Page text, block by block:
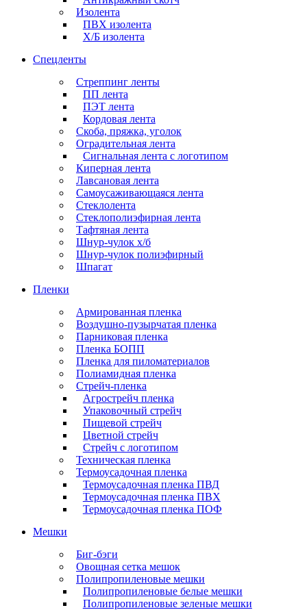
Изолента
ПВХ изолента
Х/Б изолента
Спецленты
Стреппинг ленты
ПП лента
ПЭТ лента
Кордовая лента
Скоба, пряжка, уголок
Оградительная лента
Сигнальная лента с логотипом
Киперная лента
Лавсановая лента
Самоусаживающаяся лента
Стеклолента
Стеклополиэфирная лента
Тафтяная лента
Шнур-чулок х/б
Шнур-чулок полиэфирный
Шпагат
Пленки
Армированная пленка
Воздушно-пузырчатая пленка
Парниковая пленка
Пленка БОПП
Пленка для пиломатериалов
Полиамидная пленка
Стрейч-пленка
Агрострейч пленка
Упаковочный стрейч
Пищевой стрейч
Цветной стрейч
Стрейч с логотипом
Техническая пленка
Термоусадочная пленка
Термоусадочная пленка ПВД
Термоусадочная пленка ПВХ
Термоусадочная пленка ПОФ
Мешки
Биг-бэги
Овощная сетка мешок
Полипропиленовые мешки
Полипропиленовые белые мешки
Полипропиленовые зеленые мешки